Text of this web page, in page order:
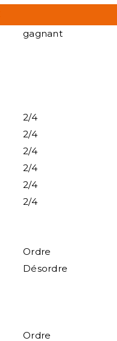
gagnant
2/4
2/4
2/4
2/4
2/4
2/4
Ordre
Désordre
Ordre